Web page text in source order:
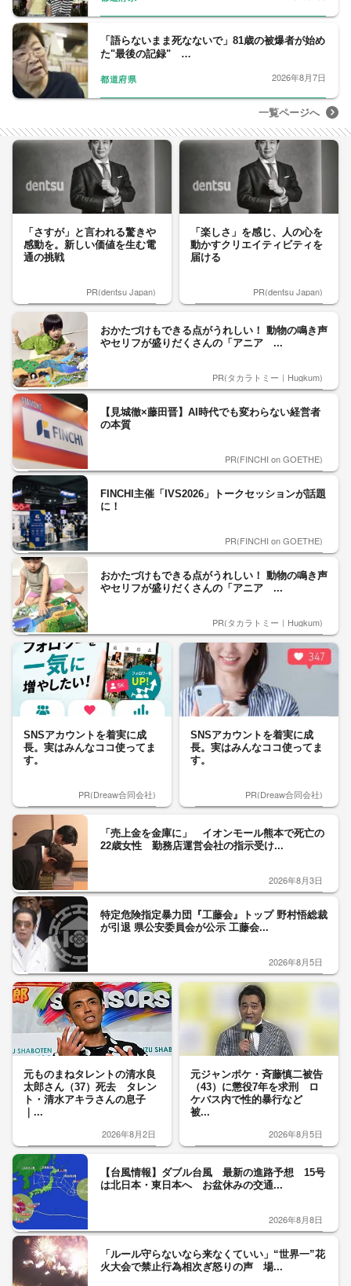
「語らないまま死なないで」81歳の被爆者が始め
た"最後の記録" …
都道府県 2026年8月7日
一覧ページへ
「さすが」と言われる驚きや
感動を。新しい価値を生む電
通の挑戦
PR(dentsu Japan)
「楽しさ」を感じ、人の心を
動かすクリエイティビティを
届ける
PR(dentsu Japan)
おかたづけもできる点がうれしい！ 動物の鳴き声
やセリフが盛りだくさんの「アニア ...
PR(タカラトミー｜Hugkum)
【見城徹×藤田晋】AI時代でも変わらない経営者
の本質
PR(FINCHI on GOETHE)
FINCHI主催「IVS2026」トークセッションが話題
に！
PR(FINCHI on GOETHE)
おかたづけもできる点がうれしい！ 動物の鳴き声
やセリフが盛りだくさんの「アニア ...
PR(タカラトミー｜Hugkum)
SNSアカウントを着実に成
長。実はみんなココ使ってま
す。
PR(Dreaw合同会社)
SNSアカウントを着実に成
長。実はみんなココ使ってま
す。
PR(Dreaw合同会社)
「売上金を金庫に」 イオンモール熊本で死亡の
22歳女性 勤務店運営会社の指示受け...
2026年8月3日
特定危険指定暴力団『工藤会』トップ 野村悟総裁
が引退 県公安委員会が公示 工藤会...
2026年8月5日
元ものまねタレントの清水良
太郎さん（37）死去 タレン
ト・清水アキラさんの息子
｜...
2026年8月2日
元ジャンポケ・斉藤慎二被告
（43）に懲役7年を求刑 ロ
ケバス内で性的暴行など
被...
2026年8月5日
【台風情報】ダブル台風 最新の進路予想 15号
は北日本・東日本へ お盆休みの交通...
2026年8月8日
「ルール守らないなら来なくていい」“世界一”花
火大会で禁止行為相次ぎ怒りの声 場...